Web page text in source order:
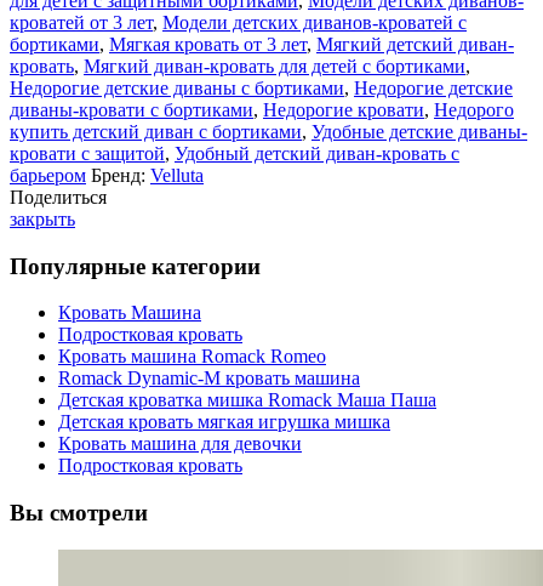
кроватей от 3 лет, Модели детских диванов-кроватей с
бортиками, Мягкая кровать от 3 лет, Мягкий детский диван-
кровать, Мягкий диван-кровать для детей с бортиками,
Недорогие детские диваны с бортиками, Недорогие детские
диваны-кровати с бортиками, Недорогие кровати, Недорого
купить детский диван с бортиками, Удобные детские диваны-
кровати с защитой, Удобный детский диван-кровать с
барьером Бренд: Velluta
Поделиться
закрыть
Популярные категории
Кровать Машина
Подростковая кровать
Кровать машина Romack Romeo
Romack Dynamic-M кровать машина
Детская кроватка мишка Romack Маша Паша
Детская кровать мягкая игрушка мишка
Кровать машина для девочки
Подростковая кровать
Вы смотрели